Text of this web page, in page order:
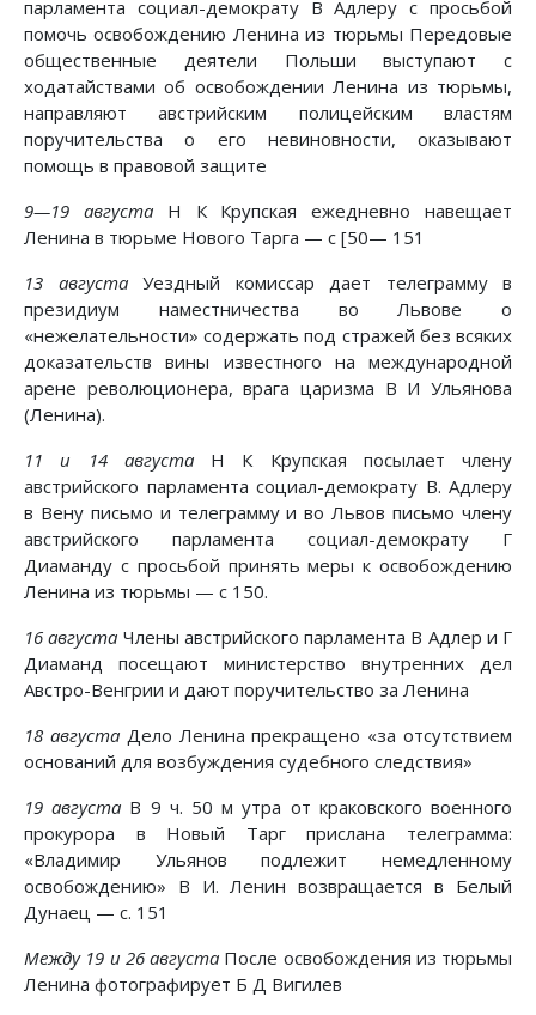
парламента социал-демократу В Адлеру с просьбой
помочь освобождению Ленина из тюрьмы Передовые
общественные деятели Польши выступают с
ходатайствами об освобождении Ленина из тюрьмы,
направляют австрийским полицейским властям
поручительства о его невиновности, оказывают
помощь в правовой защите
9—19 августа Н К Крупская ежедневно навещает
Ленина в тюрьме Нового Тарга — с [50— 151
13 августа Уездный комиссар дает телеграмму в
президиум наместничества во Львове о
«нежелательности» содержать под стражей без всяких
доказательств вины известного на международной
арене революционера, врага царизма В И Ульянова
(Ленина).
11 и 14 августа Н К Крупская посылает члену
австрийского парламента социал-демократу В. Адлеру
в Вену письмо и телеграмму и во Львов письмо члену
австрийского парламента социал-демократу Г
Диаманду с просьбой принять меры к освобождению
Ленина из тюрьмы — с 150.
16 августа Члены австрийского парламента В Адлер и Г
Диаманд посещают министерство внутренних дел
Австро-Венгрии и дают поручительство за Ленина
18 августа Дело Ленина прекращено «за отсутствием
оснований для возбуждения судебного следствия»
19 августа В 9 ч. 50 м утра от краковского военного
прокурора в Новый Тарг прислана телеграмма:
«Владимир Ульянов подлежит немедленному
освобождению» В И. Ленин возвращается в Белый
Дунаец — с. 151
Между 19 и 26 августа После освобождения из тюрьмы
Ленина фотографирует Б Д Вигилев